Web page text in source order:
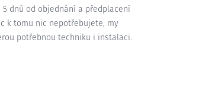
5 dnů od objednání a předplacení
k tomu nic nepotřebujete, my
potřebnou techniku i instalaci.